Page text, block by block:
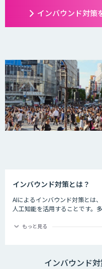
インバウンド対策
インバウンド対策とは？
AIによるインバウンド対策とは
人工知能を活用することです。
ーターならではの強みを生か
ます。
提供できるAIは、観光業界を支
もっと見る
インバウンド